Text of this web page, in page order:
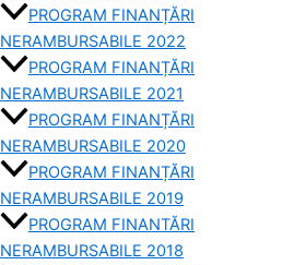
PROGRAM FINANȚĂRI
NERAMBURSABILE 2022
PROGRAM FINANȚĂRI
NERAMBURSABILE 2021
PROGRAM FINANȚĂRI
NERAMBURSABILE 2020
PROGRAM FINANȚĂRI
NERAMBURSABILE 2019
PROGRAM FINANTĂRI
NERAMBURSABILE 2018